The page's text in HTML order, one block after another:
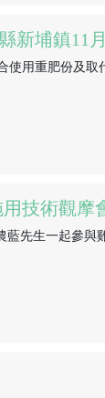
新埔鎮11
使用重肥份及
技術觀
藍先生一起參